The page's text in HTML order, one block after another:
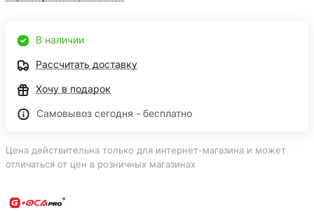
В наличии
Рассчитать доставку
Хочу в подарок
Самовывоз сегодня - бесплатно
Цена действительна только для интернет-магазина и может
отличаться от цен в розничных магазинах